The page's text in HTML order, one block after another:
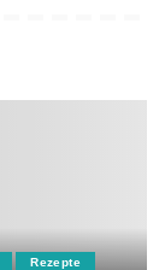
Rezepte